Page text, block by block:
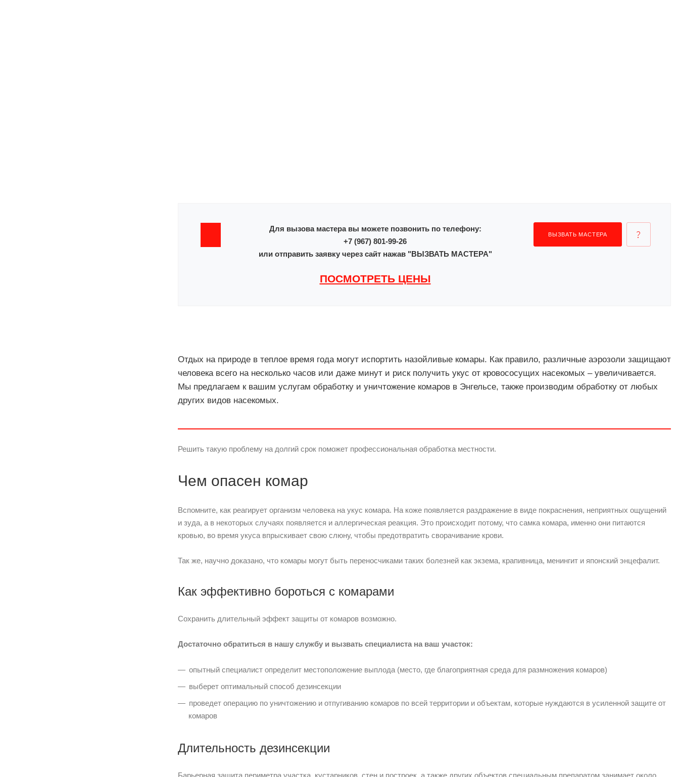
Для вызова мастера вы можете позвонить по телефону:
+7 (967) 801-99-26
или отправить заявку через сайт нажав "ВЫЗВАТЬ МАСТЕРА"
ПОСМОТРЕТЬ ЦЕНЫ
ВЫЗВАТЬ МАСТЕРА
Отдых на природе в теплое время года могут испортить назойливые комары. Как правило, различные аэрозоли защищают
человека всего на несколько часов или даже минут и риск получить укус от кровососущих насекомых – увеличивается.
Мы предлагаем к вашим услугам обработку и уничтожение комаров в Энгельсе, также производим обработку от любых
других видов насекомых.
Решить такую проблему на долгий срок поможет профессиональная обработка местности.
Чем опасен комар
Вспомните, как реагирует организм человека на укус комара. На коже появляется раздражение в виде покраснения, неприятных ощущений
и зуда, а в некоторых случаях появляется и аллергическая реакция. Это происходит потому, что самка комара, именно они питаются
кровью, во время укуса впрыскивает свою слюну, чтобы предотвратить сворачивание крови.
Так же, научно доказано, что комары могут быть переносчиками таких болезней как экзема, крапивница, менингит и японский энцефалит.
Как эффективно бороться с комарами
Сохранить длительный эффект защиты от комаров возможно.
Достаточно обратиться в нашу службу и вызвать специалиста на ваш участок:
опытный специалист определит местоположение выплода (место, где благоприятная среда для размножения комаров)
выберет оптимальный способ дезинсекции
проведет операцию по уничтожению и отпугиванию комаров по всей территории и объектам, которые нуждаются в усиленной защите от
комаров
Длительность дезинсекции
Барьерная защита периметра участка, кустарников, стен и построек, а также других объектов специальным препаратом занимает около